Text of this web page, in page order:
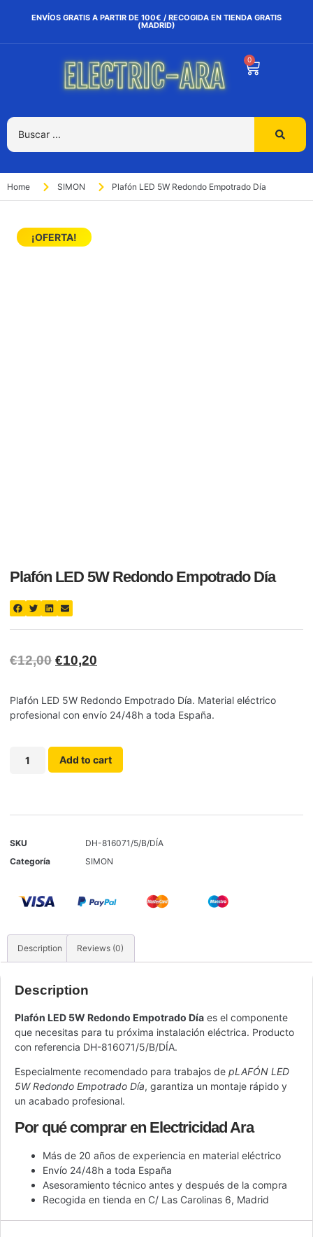
ENVÍOS GRATIS A PARTIR DE 100€ / RECOGIDA EN TIENDA GRATIS
(MADRID)
0
Home SIMON Plafón LED 5W Redondo Empotrado Día
¡OFERTA!
Plafón LED 5W Redondo Empotrado Día
€12,00 €10,20
Plafón LED 5W Redondo Empotrado Día. Material eléctrico
profesional con envío 24/48h a toda España.
Add to cart
SKU
DH-816071/5/B/DÍA
Categoría
SIMON
Description Reviews (0)
Description
Plafón LED 5W Redondo Empotrado Día es el componente
que necesitas para tu próxima instalación eléctrica. Producto
con referencia DH-816071/5/B/DÍA.
Especialmente recomendado para trabajos de pLAFÓN LED
5W Redondo Empotrado Día, garantiza un montaje rápido y
un acabado profesional.
Por qué comprar en Electricidad Ara
Más de 20 años de experiencia en material eléctrico
Envío 24/48h a toda España
Asesoramiento técnico antes y después de la compra
Recogida en tienda en C/ Las Carolinas 6, Madrid